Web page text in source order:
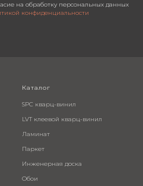
на обработку персональных данных
конфиденциальности
Каталог
SPC кварц-винил
LVT клеевой кварц-винил
Ламинат
Паркет
Инженерная доска
Обои